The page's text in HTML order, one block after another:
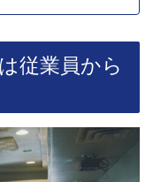
従業員から